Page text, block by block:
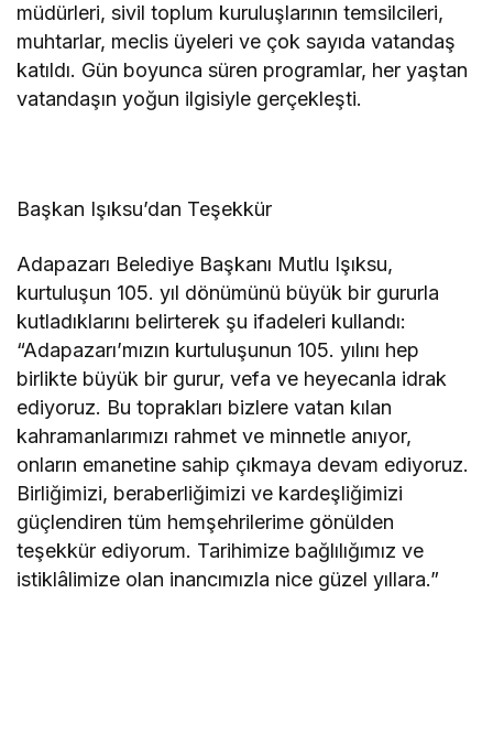
müdürleri, sivil toplum kuruluşlarının temsilcileri,
muhtarlar, meclis üyeleri ve çok sayıda vatandaş
katıldı. Gün boyunca süren programlar, her yaştan
vatandaşın yoğun ilgisiyle gerçekleşti.
Başkan Işıksu’dan Teşekkür
Adapazarı Belediye Başkanı Mutlu Işıksu,
kurtuluşun 105. yıl dönümünü büyük bir gururla
kutladıklarını belirterek şu ifadeleri kullandı:
“Adapazarı’mızın kurtuluşunun 105. yılını hep
birlikte büyük bir gurur, vefa ve heyecanla idrak
ediyoruz. Bu toprakları bizlere vatan kılan
kahramanlarımızı rahmet ve minnetle anıyor,
onların emanetine sahip çıkmaya devam ediyoruz.
Birliğimizi, beraberliğimizi ve kardeşliğimizi
güçlendiren tüm hemşehrilerime gönülden
teşekkür ediyorum. Tarihimize bağlılığımız ve
istiklâlimize olan inancımızla nice güzel yıllara.”